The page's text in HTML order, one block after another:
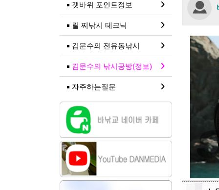
갯바위 포인트정보
릴 찌낚시 테크닉
김문수의 전유동낚시
김문수의 낚시공방(정보)
자주하는질문